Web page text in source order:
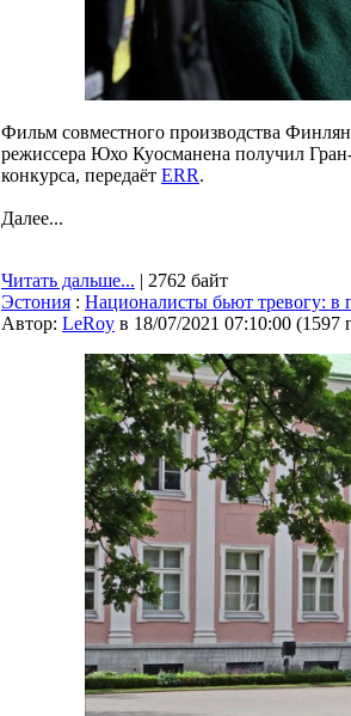
Фильм совместного производства
режиссера Юхо Куосманена получил
конкурса, передаёт ERR.
Далее...
Читать дальше... | 2762 байт
Эстония : Националисты бьют тревогу: в
Автор: LeRoy в 18/07/2021 07:10:00 (1597